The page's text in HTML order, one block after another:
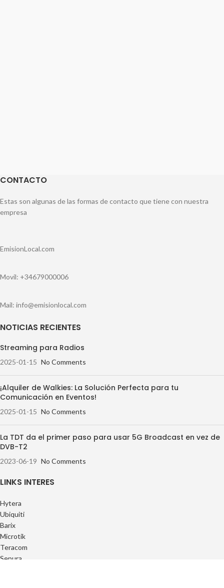
CONTACTO
Estas son algunas de las formas de contacto que tiene con nuestra
empresa
EmisionLocal.com
Movil: +34679000006
Mail: info@emisionlocal.com
NOTICIAS RECIENTES
Streaming para Radios
2025-01-15 No Comments
¡Alquiler de Walkies: La Solución Perfecta para tu
Comunicación en Eventos!
2025-01-15 No Comments
La TDT da el primer paso para usar 5G Broadcast en vez de
DVB-T2
2023-06-19 No Comments
LINKS INTERES
Hytera
Ubiquiti
Barix
Microtik
Teracom
Sepura